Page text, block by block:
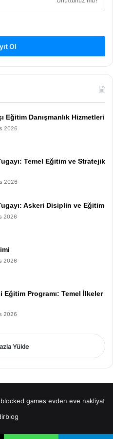
Ol
Eğitim Danışmanlık Hizmetleri
2026
Temel Eğitim ve Stratejik
2026
Askeri Disiplin ve Eğitim
2026
2026
Eğitim Programı: Temel İlkeler
2026
Yükle
games evden eve nakliyat